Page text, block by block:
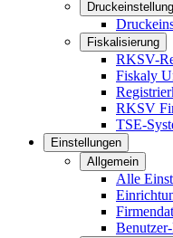
Fiskalisierung
RKSV-
Fiskaly
RKSV
TSE-
Einstellungen
Allgemein
Alle